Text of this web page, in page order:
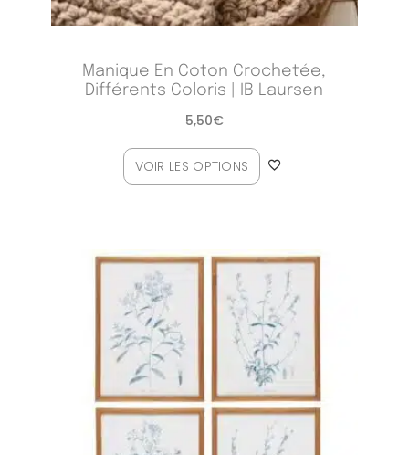
Manique En Coton Crochetée,
Différents Coloris | IB Laursen
5,50€
VOIR LES OPTIONS